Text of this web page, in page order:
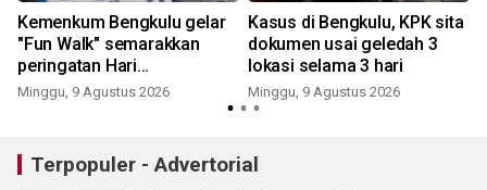
Kemenkum Bengkulu gelar
"Fun Walk" semarakkan
peringatan Hari
Pengayoman ke-81
Minggu, 9 Agustus 2026
Kasus di Bengkulu, KPK sita
dokumen usai geledah 3
lokasi selama 3 hari
Minggu, 9 Agustus 2026
Terpopuler - Advertorial